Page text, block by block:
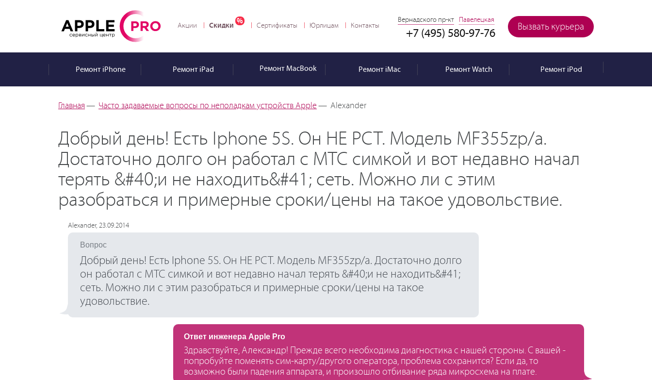
Вызвать курьера
Вернадского пр-кт Павелецкая
+7 (495) 580-97-76
Акции Скидки Сертификаты Юрлицам Контакты
РемонтiPhone РемонтiPad Ремонт MacBook РемонтiMac РемонтWatch РемонтiPod
Главная — Часто задаваемые вопросы по неполадкам устройств Apple — Alexander
Добрый день! Есть Iphone 5S. Он НЕ РСТ. Модель MF355zp/a.
Достаточно долго он работал с МТС симкой и вот недавно начал
терять &#40;и не находить&#41; сеть. Можно ли с этим
разобраться и примерные сроки/цены на такое удовольствие.
Alexander, 23.09.2014
Вопрос
Добрый день! Есть Iphone 5S. Он НЕ РСТ. Модель MF355zp/a. Достаточно долго
он работал с МТС симкой и вот недавно начал терять &#40;и не находить&#41;
сеть. Можно ли с этим разобраться и примерные сроки/цены на такое
удовольствие.
Ответ инженера Apple Pro
Здравствуйте, Александр! Прежде всего необходима диагностика с нашей стороны. С вашей -
попробуйте поменять сим-карту/другого оператора, проблема сохранится? Если да, то
возможно были падения аппарата, и произошло отбивание ряда микросхема на плате.